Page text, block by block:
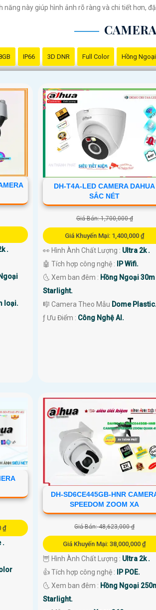
năng này giúp hình ảnh rõ ràng và chi tiết hơn,
IP66 3D DNR Full Color Hồng Ngoại
.
loại.
DH-T4A-LED CAMERA DAHUA
SẮC NÉT
Giá Bán: 1,700,000 ₫
Giá Khuyến Mại: 1,400,000 ₫
👀 Hình Ành Chất Lượng : Ultra 2k .
🤖️ Tích hợp công nghệ :
IP Wifi.
🌜 Xem ban đêm : Hồng Ngoại 30m
Starlight.
🎼️ Camera Theo Mẫu Dome Plastic.
️ƒ Ưu Điểm : Công Nghệ AI.
₫
.
DH-SD6CE445GB-HNR
SPEEDOM ZOOM XA
Giá Bán: 48,623,000 ₫
Giá Khuyến Mại: 38,000,000 ₫
🦉 Hình Ành Chất Lượng : Ultra 2k .
👍 Tích hợp công nghệ :
IP POE.
🌜 Xem ban đêm : Hồng Ngoại
Starlight.